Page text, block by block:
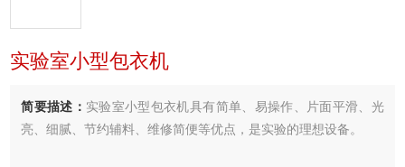
实验室小型包衣机
简要描述： 实验室小型包衣机具有简单、易操作、片面平滑、光
亮、细腻、节约辅料、维修简便等优点，是实验的理想设备。